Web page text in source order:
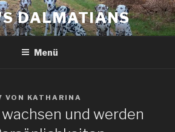
DALMATIANS
Menü
VON KATHARINA
und werden